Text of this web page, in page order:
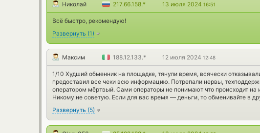
Николай 217.66.158.* 13 июля 2024 16:51
Всё быстро, рекомендую!
Развернуть (1)
Максим 188.12.133.* 12 июля 2024 12:48
1/10 Худший обменник на площадке, тянули время, всячески
предоставил все чеки всю информацию. Потрепали нервы,
оператором мёртвый. Сами операторы не понимают что происходит на
Никому не советую. Если для вас время — деньги, то обменивайте в
Развернуть (5)